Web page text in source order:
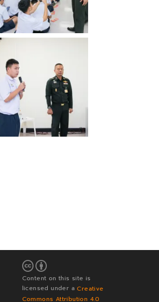
Content on this site is
licensed under aCreative
Commons Attribution 4.0